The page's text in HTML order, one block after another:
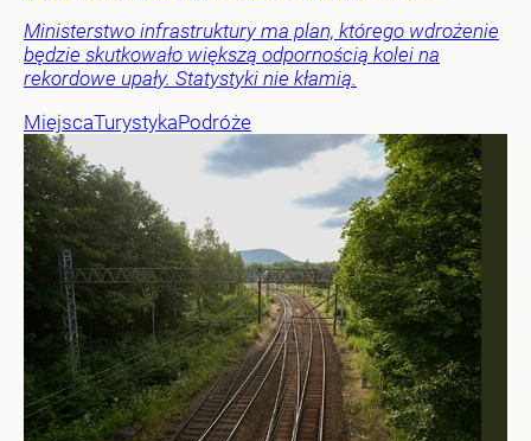
Ministerstwo infrastruktury ma plan, którego wdrożenie
będzie skutkowało większą odpornością kolei na
rekordowe upały. Statystyki nie kłamią.
MiejscaTurystykaPodróże